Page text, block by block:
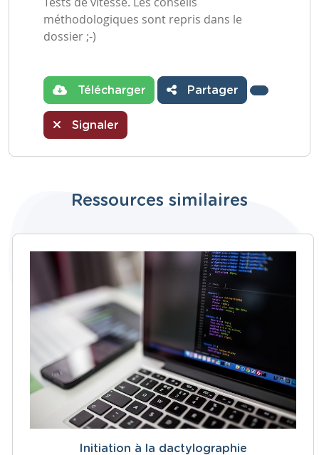
méthodologiques sont repris dans le
dossier ;-)
Télécharger Partager
Signaler
Ressources similaires
Initiation à la dactylographie